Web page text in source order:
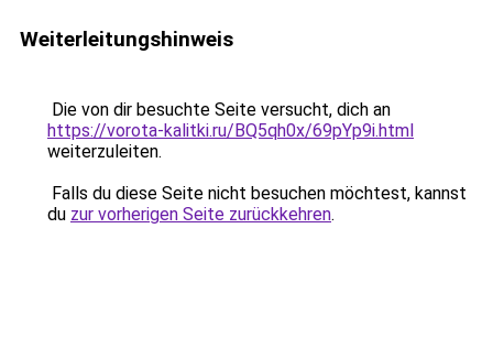
Weiterleitungshinweis
Die von dir besuchte Seite versucht, dich an
https://vorota-kalitki.ru/BQ5qh0x/69pYp9i.html
weiterzuleiten.
Falls du diese Seite nicht besuchen möchtest, kannst
du zur vorherigen Seite zurückkehren.